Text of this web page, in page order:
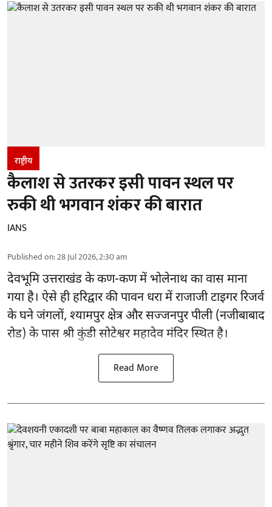
राष्ट्रीय
कैलाश से उतरकर इसी पावन स्थल पर
रुकी थी भगवान शंकर की बारात
IANS
Published on:28 Jul 2026, 2:30 am
देवभूमि उत्तराखंड के कण-कण में भोलेनाथ का वास माना
गया है। ऐसे ही हरिद्वार की पावन धरा में राजाजी टाइगर रिजर्व
के घने जंगलों, श्यामपुर क्षेत्र और सज्जनपुर पीली (नजीबाबाद
रोड) के पास श्री कुंडी सोटेश्वर महादेव मंदिर स्थित है।
Read More